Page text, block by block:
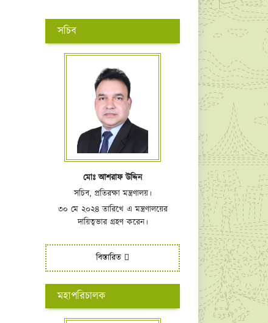
সচিব
মোঃ আশরাফ উদ্দিন
সচিব, প্রতিরক্ষা মন্ত্রণালয়।
৩০ মে ২০২৪ তারিখে এ মন্ত্রণালয়ের
দায়িত্বভার গ্রহণ করেন।
বিস্তারিত
মহাপরিচালক